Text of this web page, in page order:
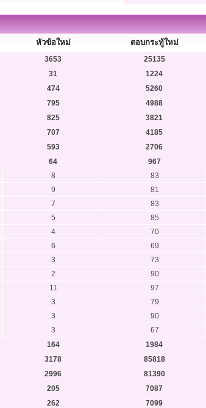
หัวข้อใหม่ ตอบกระทู้ใหม่
3653 25135
31 1224
474 5260
795 4988
825 3821
707 4185
593 2706
64 967
8 83
9 81
7 83
5 85
4 70
6 69
3 73
2 90
11 97
3 79
3 90
3 67
164 1984
3178 85818
2996 81390
205 7087
262 7099